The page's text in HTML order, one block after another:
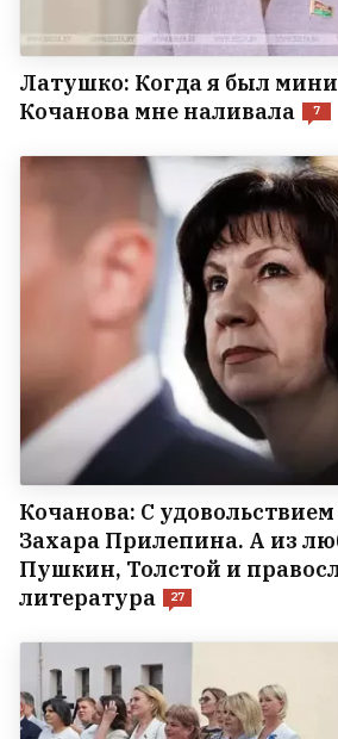
Латушко: Когда я был
Кочанова мне наливала
7
Кочанова: С
Захара Прилепина. А из
Пушкин, Толстой и
литература
27